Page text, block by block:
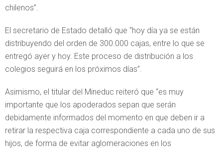
chilenos”.
El secretario de Estado detalló que “hoy día ya se están
distribuyendo del orden de 300.000 cajas, entre lo que se
entregó ayer y hoy. Este proceso de distribución a los
colegios seguirá en los próximos días”.
Asimismo, el titular del Mineduc reiteró que “es muy
importante que los apoderados sepan que serán
debidamente informados del momento en que deben ir a
retirar la respectiva caja correspondiente a cada uno de sus
hijos, de forma de evitar aglomeraciones en los